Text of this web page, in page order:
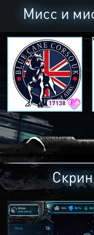
Мисс и
17138